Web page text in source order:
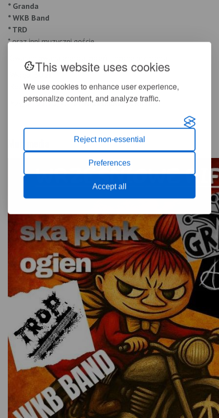
This website uses cookies
We use cookies to enhance user experience,
personalize content, and analyze traffic.
Reject non-essential
Preferences
Accept all
* Granda
* WKB Band
* TRD
* oraz inni muzyczni goście
30 zł
Rezerwacje i informacje: 513 137 837
Przyjdź i poczuj klimatWrześniowych Riffów!